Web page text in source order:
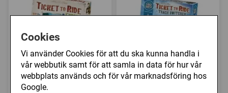
Cookies
Vi använder Cookies för att du ska kunna handla i
vår webbutik samt för att samla in data för hur vår
webbplats används och för vår marknadsföring hos
Google.
Ticket to Ride: Europe -
15th Anniversary (ENG)
Ticket to Ride: Track
Switcher (solospel)